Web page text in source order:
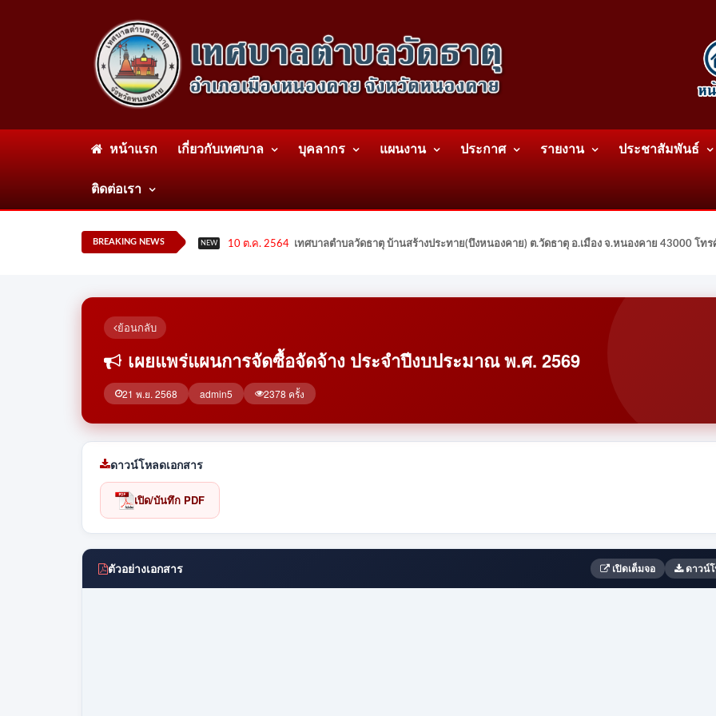
หน้าแรก เกี่ยวกับเทศบาล บุคลากร แผนงาน ประกาศ รายงาน ประชาสัมพันธ์
ติดต่อเรา
BREAKING NEWS NEW 10 ต.ค. 2564 เทศบาลตำบลวัดธาตุ บ้านสร้างประทาย(บึงหนองคาย) ต.วัดธาตุ อ.เมือง จ.หนองคาย 43000 โ
ย้อนกลับ
เผยแพร่แผนการจัดซื้อจัดจ้าง ประจำปีงบประมาณ พ.ศ. 2569
21 พ.ย. 2568 admin5 2378 ครั้ง
ดาวน์โหลดเอกสาร
เปิด/บันทึก PDF
ตัวอย่างเอกสาร เปิดเต็มจอ ดาวน์